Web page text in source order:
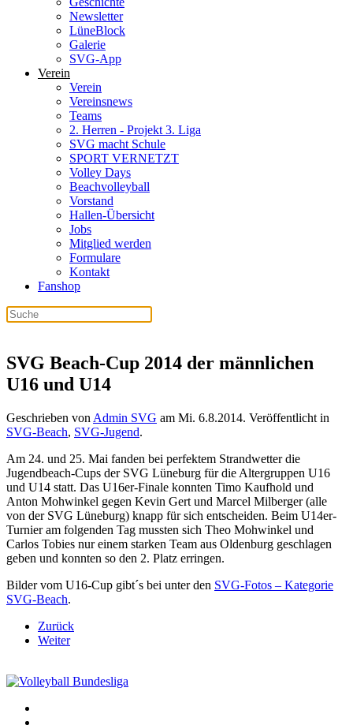
Newsletter
LüneBlock
Galerie
SVG-App
Verein
Verein
Vereinsnews
Teams
2. Herren - Projekt 3. Liga
SVG macht Schule
SPORT VERNETZT
Volley Days
Beachvolleyball
Vorstand
Hallen-Übersicht
Jobs
Mitglied werden
Formulare
Kontakt
Fanshop
SVG Beach-Cup 2014 der männlichen
U16 und U14
Geschrieben von Admin SVG am Mi. 6.8.2014. Veröffentlicht in
SVG-Beach, SVG-Jugend.
Am 24. und 25. Mai fanden bei perfektem Strandwetter die
Jugendbeach-Cups der SVG Lüneburg für die Altergruppen U16
und U14 statt. Das U16er-Finale konnten Timo Kaufhold und
Anton Mohwinkel gegen Kevin Gert und Marcel Milberger (alle
von der SVG Lüneburg) knapp für sich entscheiden. Beim U14er-
Turnier am folgenden Tag mussten sich Theo Mohwinkel und
Carlos Tobies nur einem starken Team aus Oldenburg geschlagen
geben und konnten so den 2. Platz erringen.
Bilder vom U16-Cup gibt´s bei unter den SVG-Fotos – Kategorie
SVG-Beach.
Zurück
Weiter